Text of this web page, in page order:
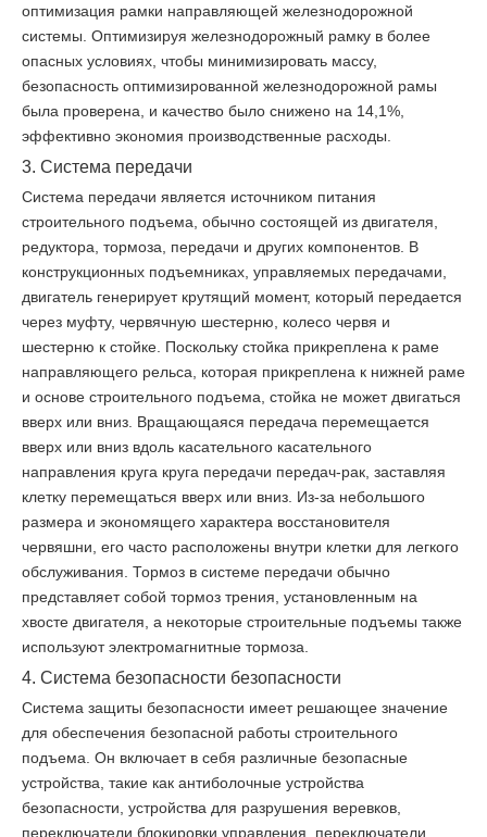
оптимизация рамки направляющей железнодорожной
системы. Оптимизируя железнодорожный рамку в более
опасных условиях, чтобы минимизировать массу,
безопасность оптимизированной железнодорожной рамы
была проверена, и качество было снижено на 14,1%,
эффективно экономия производственные расходы.
3. Система передачи
Система передачи является источником питания
строительного подъема, обычно состоящей из двигателя,
редуктора, тормоза, передачи и других компонентов. В
конструкционных подъемниках, управляемых передачами,
двигатель генерирует крутящий момент, который передается
через муфту, червячную шестерню, колесо червя и
шестерню к стойке. Поскольку стойка прикреплена к раме
направляющего рельса, которая прикреплена к нижней раме
и основе строительного подъема, стойка не может двигаться
вверх или вниз. Вращающаяся передача перемещается
вверх или вниз вдоль касательного касательного
направления круга круга передачи передач-рак, заставляя
клетку перемещаться вверх или вниз. Из-за небольшого
размера и экономящего характера восстановителя
червяшни, его часто расположены внутри клетки для легкого
обслуживания. Тормоз в системе передачи обычно
представляет собой тормоз трения, установленным на
хвосте двигателя, а некоторые строительные подъемы также
используют электромагнитные тормоза.
4. Система безопасности безопасности
Система защиты безопасности имеет решающее значение
для обеспечения безопасной работы строительного
подъема. Он включает в себя различные безопасные
устройства, такие как антиболочные устройства
безопасности, устройства для разрушения веревков,
переключатели блокировки управления, переключатели